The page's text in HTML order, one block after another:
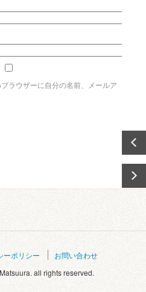
ラウザーに自分の名前、メールア
ーポリシー
お問い合わせ
all rights reserved.